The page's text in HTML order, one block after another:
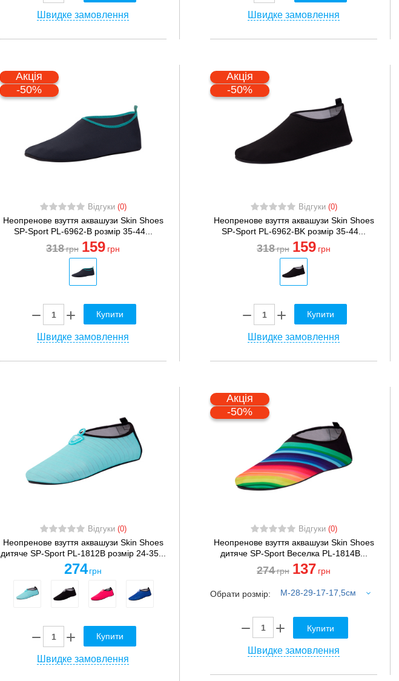
Швидке замовлення Швидке замовлення
Акція
-50%
Відгуки (0)
Неопренове взуття аквашузи Skin Shoes
SP-Sport PL-6962-B розмір 35-44...
318грн 159 грн
Купити
Швидке замовлення
Акція
-50%
Відгуки (0)
Неопренове взуття аквашузи Skin Shoes
SP-Sport PL-6962-BK розмір 35-44...
318грн 159 грн
Купити
Швидке замовлення
Відгуки (0)
Неопренове взуття аквашузи Skin Shoes
дитяче SP-Sport PL-1812B розмір 24-35...
274 грн
Купити
Швидке замовлення
Акція
-50%
Відгуки (0)
Неопренове взуття аквашузи Skin Shoes
дитяче SP-Sport Веселка PL-1814B...
274грн 137 грн
Обрати розмір: M-28-29-17-17,5см
Купити
Швидке замовлення